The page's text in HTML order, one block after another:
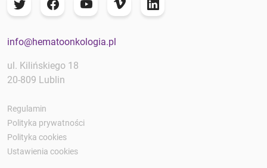
info@hematoonkologia.pl
ul. Kilińskiego 18
20-809 Lublin
Regulamin
Polityka prywatności
Polityka cookies
Ustawienia cookies